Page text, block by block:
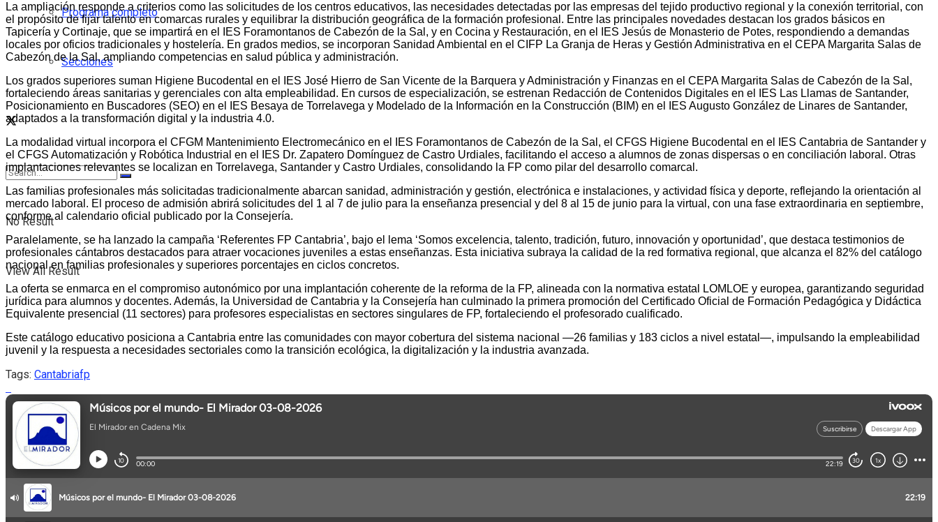
Programa completo
Secciones
No Result
View All Result
La ampliación responde a criterios como las solicitudes de los centros educativos, las necesidades detectadas por las empresas del tejido productivo regional y la conexión territorial, con
el propósito de fijar talento en comarcas rurales y equilibrar la distribución geográfica de la formación profesional. Entre las principales novedades destacan los grados básicos en
Tapicería y Cortinaje, que se impartirá en el IES Foramontanos de Cabezón de la Sal, y en Cocina y Restauración, en el IES Jesús de Monasterio de Potes, respondiendo a demandas
locales por oficios tradicionales y hostelería. En grados medios, se incorporan Sanidad Ambiental en el CIFP La Granja de Heras y Gestión Administrativa en el CEPA Margarita Salas de
Cabezón de la Sal, ampliando competencias en salud pública y administración.
Los grados superiores suman Higiene Bucodental en el IES José Hierro de San Vicente de la Barquera y Administración y Finanzas en el CEPA Margarita Salas de Cabezón de la Sal,
fortaleciendo áreas sanitarias y gerenciales con alta empleabilidad. En cursos de especialización, se estrenan Redacción de Contenidos Digitales en el IES Las Llamas de Santander,
Posicionamiento en Buscadores (SEO) en el IES Besaya de Torrelavega y Modelado de la Información en la Construcción (BIM) en el IES Augusto González de Linares de Santander,
adaptados a la transformación digital y la industria 4.0.
La modalidad virtual incorpora el CFGM Mantenimiento Electromecánico en el IES Foramontanos de Cabezón de la Sal, el CFGS Higiene Bucodental en el IES Cantabria de Santander y
el CFGS Automatización y Robótica Industrial en el IES Dr. Zapatero Domínguez de Castro Urdiales, facilitando el acceso a alumnos de zonas dispersas o en conciliación laboral. Otras
implantaciones relevantes se localizan en Torrelavega, Santander y Castro Urdiales, consolidando la FP como pilar del desarrollo comarcal.
Las familias profesionales más solicitadas tradicionalmente abarcan sanidad, administración y gestión, electrónica e instalaciones, y actividad física y deporte, reflejando la orientación al
mercado laboral. El proceso de admisión abrirá solicitudes del 1 al 7 de julio para la enseñanza presencial y del 8 al 15 de junio para la virtual, con una fase extraordinaria en septiembre,
conforme al calendario oficial publicado por la Consejería.
Paralelamente, se ha lanzado la campaña ‘Referentes FP Cantabria’, bajo el lema ‘Somos excelencia, talento, tradición, futuro, innovación y oportunidad’, que destaca testimonios de
profesionales cántabros destacados para atraer vocaciones juveniles a estas enseñanzas. Esta iniciativa subraya la calidad de la red formativa regional, que alcanza el 82% del catálogo
nacional en familias profesionales y superiores porcentajes en ciclos concretos.
La oferta se enmarca en el compromiso autonómico por una implantación coherente de la reforma de la FP, alineada con la normativa estatal LOMLOE y europea, garantizando seguridad
jurídica para alumnos y docentes. Además, la Universidad de Cantabria y la Consejería han culminado la primera promoción del Certificado Oficial de Formación Pedagógica y Didáctica
Equivalente presencial (11 sectores) para profesores especialistas en sectores singulares de FP, fortaleciendo el profesorado cualificado.
Este catálogo educativo posiciona a Cantabria entre las comunidades con mayor cobertura del sistema nacional —26 familias y 183 ciclos a nivel estatal—, impulsando la empleabilidad
juvenil y la respuesta a necesidades sectoriales como la transición ecológica, la digitalización y la industria avanzada.
Tags: Cantabriafp